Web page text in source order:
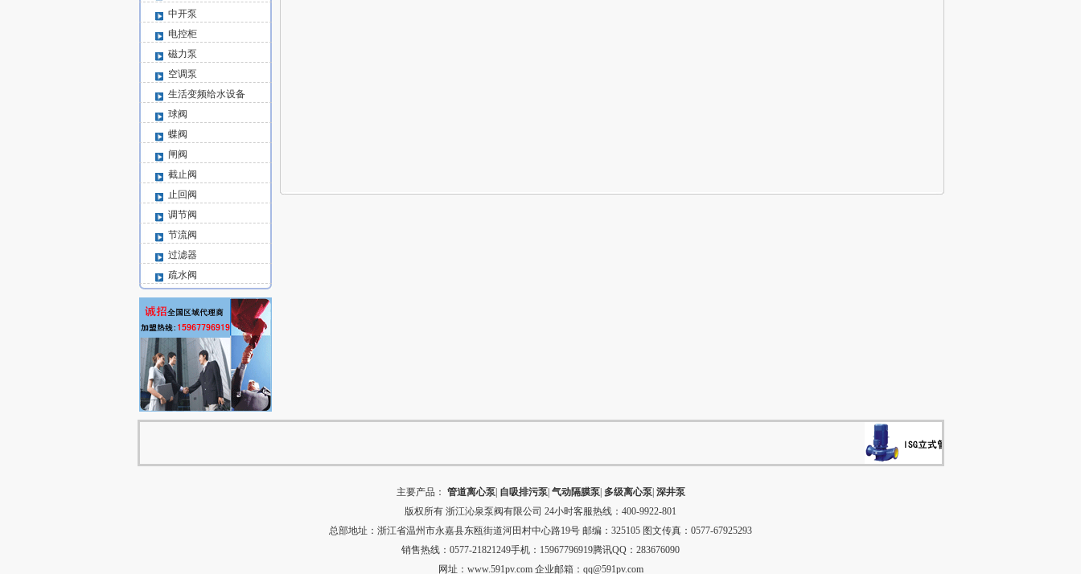
中开泵
电控柜
磁力泵
空调泵
生活变频给水设备
球阀
蝶阀
闸阀
截止阀
止回阀
调节阀
节流阀
过滤器
疏水阀
主要产品： 管道离心泵| 自吸排污泵| 气动隔膜泵| 多级离心泵| 深井泵
版权所有 浙江沁泉泵阀有限公司 24小时客服热线：400-9922-801
总部地址：浙江省温州市永嘉县东瓯街道河田村中心路19号 邮编：325105 图文传真：0577-67925293
销售热线：0577-21821249手机：15967796919腾讯QQ：283676090
网址： www.591pv.com企业邮箱： qq@591pv.com